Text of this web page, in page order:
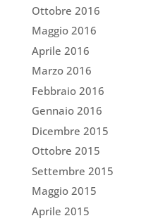
Ottobre 2016
Maggio 2016
Aprile 2016
Marzo 2016
Febbraio 2016
Gennaio 2016
Dicembre 2015
Ottobre 2015
Settembre 2015
Maggio 2015
Aprile 2015